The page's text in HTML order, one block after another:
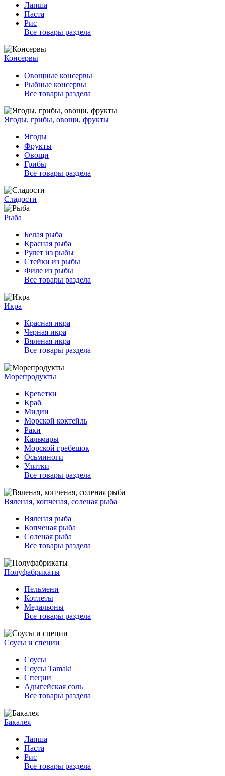
Лапша
Паста
Рис
Все товары раздела
Консервы
Овощные консервы
Рыбные консервы
Все товары раздела
Ягоды, грибы, овощи, фрукты
Ягоды
Фрукты
Овощи
Грибы
Все товары раздела
Сладости
Рыба
Белая рыба
Красная рыба
Рулет из рыбы
Стейки из рыбы
Филе из рыбы
Все товары раздела
Икра
Красная икра
Черная икра
Вяленая икра
Все товары раздела
Морепродукты
Креветки
Краб
Мидии
Морской коктейль
Раки
Кальмары
Морской гребешок
Осьминоги
Улитки
Все товары раздела
Вяленая, копченая, соленая рыба
Вяленая рыба
Копченая рыба
Соленая рыба
Все товары раздела
Полуфабрикаты
Пельмени
Котлеты
Медальоны
Все товары раздела
Соусы и специи
Соусы
Соусы Tamaki
Специи
Адыгейская соль
Все товары раздела
Бакалея
Лапша
Паста
Рис
Все товары раздела